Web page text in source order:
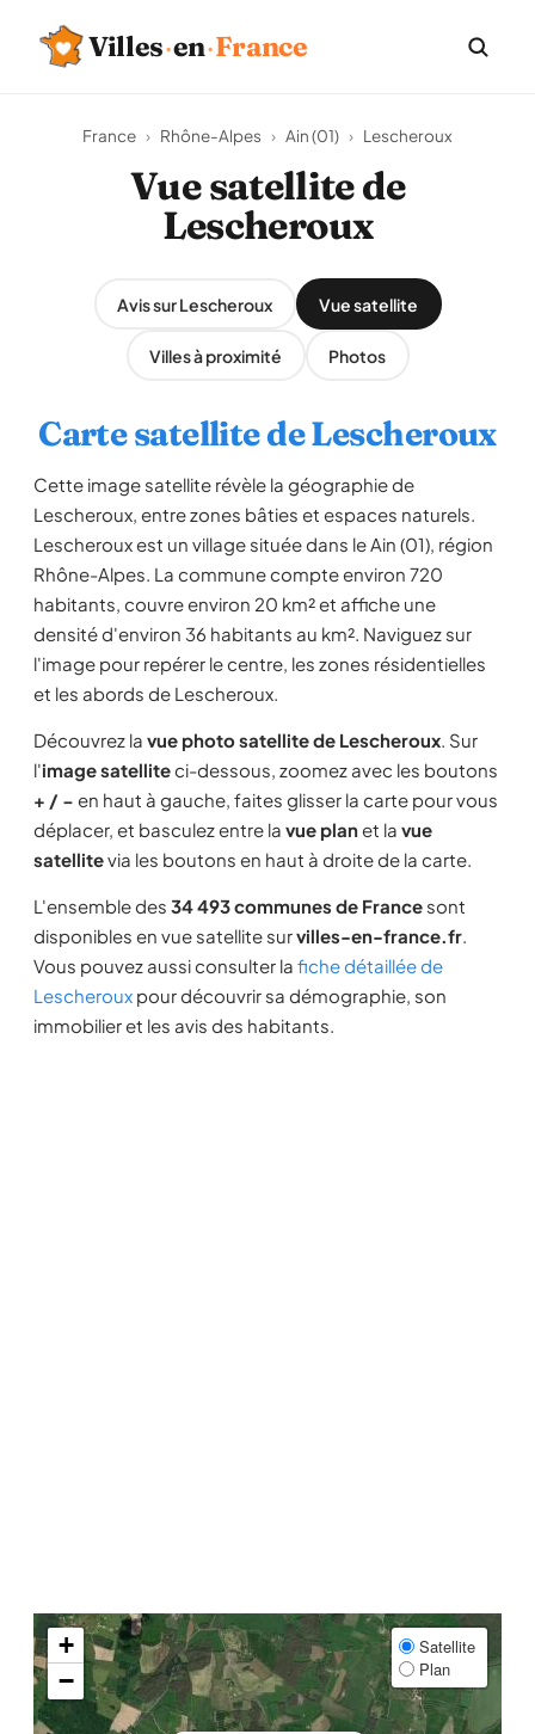
Villes·en·France
France › Rhône-Alpes › Ain (01) › Lescheroux
Vue satellite de
Lescheroux
Avis sur Lescheroux Vue satellite
Villes à proximité Photos
Carte satellite de Lescheroux
Cette image satellite révèle la géographie de
Lescheroux, entre zones bâties et espaces naturels.
Lescheroux est un village située dans le Ain (01), région
Rhône-Alpes. La commune compte environ 720
habitants, couvre environ 20 km² et affiche une
densité d'environ 36 habitants au km². Naviguez sur
l'image pour repérer le centre, les zones résidentielles
et les abords de Lescheroux.
Découvrez la vue photo satellite de Lescheroux. Sur
l'image satelliteci-dessous, zoomez avec les boutons
+ / − en haut à gauche, faites glisser la carte pour vous
déplacer, et basculez entre la vue planet la vue
satellitevia les boutons en haut à droite de la carte.
L'ensemble des 34 493 communes de France sont
disponibles en vue satellite survilles-en-france.fr.
Vous pouvez aussi consulter la fiche détaillée de
Lescheroux pour découvrir sa démographie, son
immobilier et les avis des habitants.
+
−
Satellite
Plan